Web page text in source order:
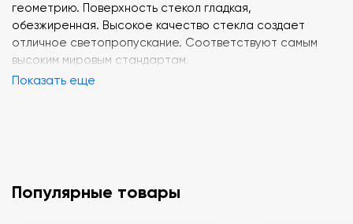
геометрию. Поверхность стекол гладкая,
обезжиренная. Высокое качество стекла создает
отличное светопропускание. Соответствуют самым
высоким мировым стандартам.
Показать еще
Популярные товары